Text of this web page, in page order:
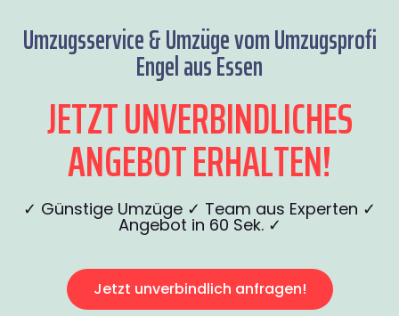
Umzugsservice & Umzüge vom Umzugsprofi
Engel aus Essen
JETZT UNVERBINDLICHES
ANGEBOT ERHALTEN!
✓ Günstige Umzüge ✓ Team aus Experten ✓
Angebot in 60 Sek. ✓
Jetzt unverbindlich anfragen!